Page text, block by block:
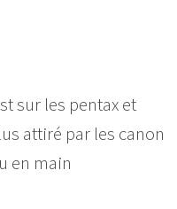
sur les pentax et
attiré par les canon
en main